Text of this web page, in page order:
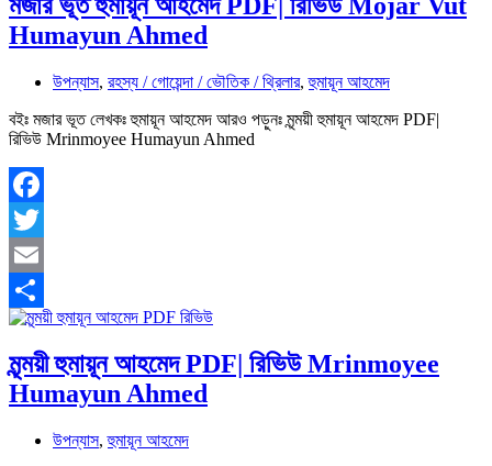
মজার ভূত হুমায়ূন আহমেদ PDF| রিভিউ Mojar Vut
Humayun Ahmed
উপন্যাস, রহস্য / গোয়েন্দা / ভৌতিক / থ্রিলার,হুমায়ূন আহমেদ
বইঃ মজার ভূত লেখকঃ হুমায়ূন আহমেদ আরও পড়ুনঃ মৃন্ময়ী হুমায়ূন আহমেদ PDF|
রিভিউ Mrinmoyee Humayun Ahmed
Facebook
Twitter
Email
Share
মৃন্ময়ী হুমায়ূন আহমেদ PDF| রিভিউ Mrinmoyee
Humayun Ahmed
উপন্যাস,হুমায়ূন আহমেদ